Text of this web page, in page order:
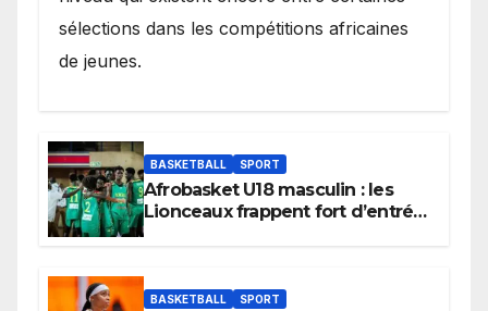
sélections dans les compétitions africaines
de jeunes.
BASKETBALL SPORT
Afrobasket U18 masculin : les
Lionceaux frappent fort d’entrée
BASKETBALL SPORT